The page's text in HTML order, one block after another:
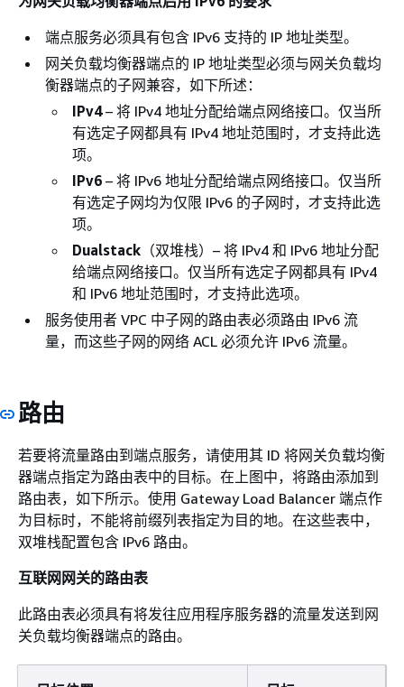
端点服务必须具有包含 IPv6 支持的 IP 地址类型。
网关负载均衡器端点的 IP 地址类型必须与网关负载均
衡器端点的子网兼容，如下所述：
IPv4– 将 IPv4 地址分配给端点网络接口。仅当所
有选定子网都具有 IPv4 地址范围时，才支持此选
项。
IPv6 – 将 IPv6 地址分配给端点网络接口。仅当所
有选定子网均为仅限 IPv6 的子网时，才支持此选
项。
Dualstack （双堆栈）– 将 IPv4 和 IPv6 地址分配
给端点网络接口。仅当所有选定子网都具有 IPv4
和 IPv6 地址范围时，才支持此选项。
服务使用者 VPC 中子网的路由表必须路由 IPv6 流
量，而这些子网的网络 ACL 必须允许 IPv6 流量。
路由
若要将流量路由到端点服务，请使用其 ID 将网关负载均衡
器端点指定为路由表中的目标。在上图中，将路由添加到
路由表，如下所示。使用 Gateway Load Balancer 端点作
为目标时，不能将前缀列表指定为目的地。在这些表中，
双堆栈配置包含 IPv6 路由。
互联网网关的路由表
此路由表必须具有将发往应用程序服务器的流量发送到网
关负载均衡器端点的路由。